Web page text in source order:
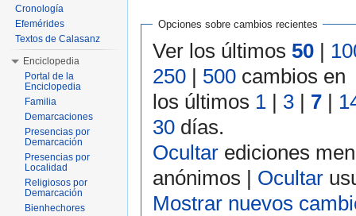
Opciones sobre cambios recientes
Ver los últimos 50 |
250 | 500 cambios en
los últimos 1 | 3 | 7 |
30 días.
Ocultar ediciones
anónimos | Ocultar
Mostrar nuevos
Cronología
Efemérides
Textos de Calasanz
Enciclopedia
Portal de la
Enciclopedia
Familia
Demarcaciones
Presencias por
Demarcación
Presencias por
Localidad
Religiosos por
Demarcación
Bienhechores